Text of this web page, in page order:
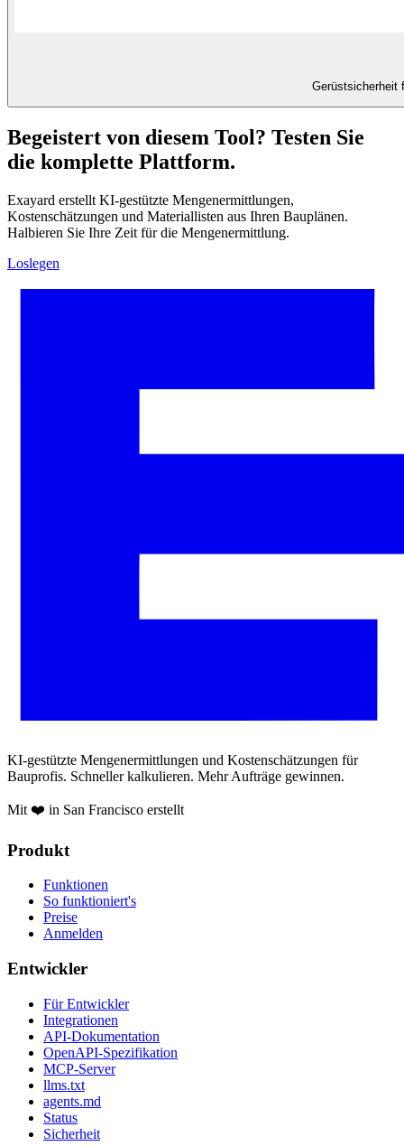
Gerüstsicherheit
Begeistert von diesem Tool? Testen Sie
die komplette Plattform.
Exayard erstellt KI-gestützte Mengenermittlungen,
Kostenschätzungen und Materiallisten aus Ihren Bauplänen.
Halbieren Sie Ihre Zeit für die Mengenermittlung.
Loslegen
KI-gestützte Mengenermittlungen und Kostenschätzungen für
Bauprofis. Schneller kalkulieren. Mehr Aufträge gewinnen.
Mit ❤️ in San Francisco erstellt
Produkt
Funktionen
So funktioniert's
Preise
Anmelden
Entwickler
Für Entwickler
Integrationen
API-Dokumentation
OpenAPI-Spezifikation
MCP-Server
llms.txt
agents.md
Status
Sicherheit